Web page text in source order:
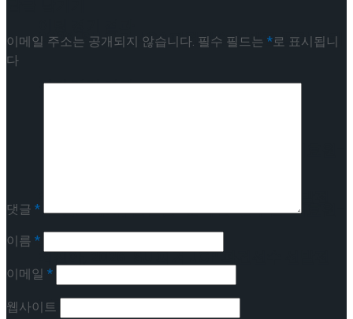
프리 스케이팅 경기 결과
Trending Tags
2026 ISU 피겨 JGP 파견선수 선발전 프리 스케
이팅 경기 결과
[현장스케치] 김민송-문지원-정수빈-이효원-
최진아, 2026 ISU 피겨 JGP 파견선수 선발전
프리 스케이팅 경기 결과
이메일 주소는 공개되지 않습니다. 필수 필드는 *로 표시됩니
다
댓글 *
이름 *
이메일 *
웹사이트